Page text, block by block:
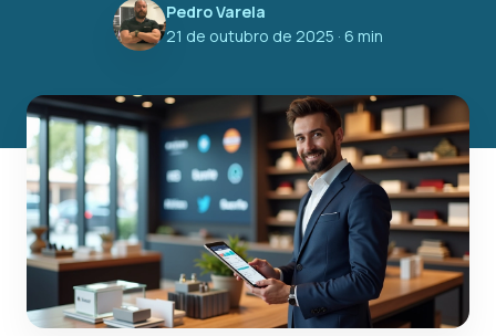
Pedro Varela
21 de outubro de 2025 · 6 min